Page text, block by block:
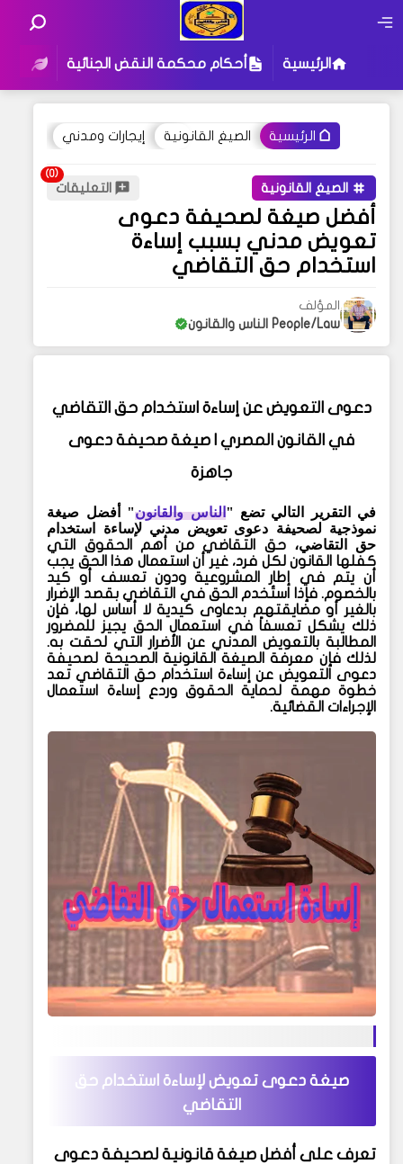
الرئيسية أحكام محكمة النقض الجنائية
الرئيسية الصيغ القانونية إيجارات ومدني
الصيغ القانونية التعليقات
أفضل صيغة لصحيفة دعوى
تعويض مدني بسبب إساءة
استخدام حق التقاضي
المؤلف
People/Law الناس والقانون
دعوى التعويض عن إساءة استخدام حق التقاضي
في القانون المصري | صيغة صحيفة دعوى
جاهزة
في التقرير التالي تضع " الناس والقانون" أفضل صيغة
نموذجية لصحيفة دعوى تعويض مدني لإساءة استخدام
حق التقاضي،حق التقاضيمن أهم الحقوق التي
كفلها القانون لكل فرد، غير أن استعمال هذا الحق يجب
أن يتم في إطار المشروعية ودون تعسف أو كيد
بالخصوم. فإذا استُخدم الحق في التقاضي بقصد الإضرار
بالغير أو مضايقتهم بدعاوى كيدية لا أساس لها، فإن
ذلك يشكلتعسفاً في استعمال الحقيجيز للمضرور
المطالبة بالتعويض المدني عن الأضرار التي لحقت به.
لذلك فإن معرفة الصيغة القانونية الصحيحة لصحيفة
دعوى التعويض عن إساءة استخدام حق التقاضيتعد
خطوة مهمة لحماية الحقوق وردع إساءة استعمال
الإجراءات القضائية.
صيغة دعوى تعويض لإساءة استخدام حق
التقاضي
تعرف على أفضل صيغة قانونية لصحيفة دعوى